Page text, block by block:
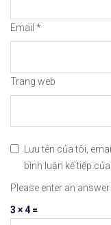
Email *
Trang web
Lưu tên của tôi,
bình luận kế tiếp
Please enter an
3 × 4 =